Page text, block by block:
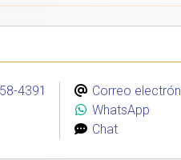
4391
Correo
WhatsApp
Chat